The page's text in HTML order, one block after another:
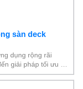
sàn deck
dụng rộng rãi
giải pháp tối ưu về